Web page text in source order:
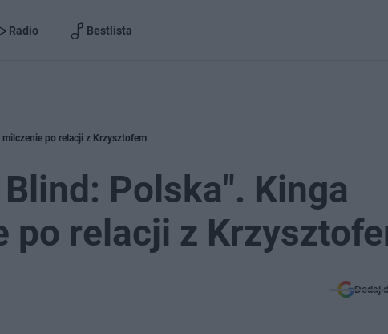
Radio Bestlista
po relacji z Krzysztofem
Polska". Kinga
po relacji z
Dodaj